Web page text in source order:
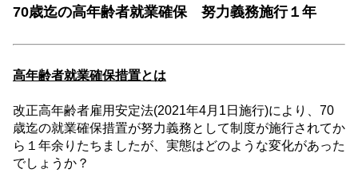
70歳迄の高年齢者就業確保 努力義務施行１年
高年齢者就業確保措置とは
改正高年齢者雇用安定法(2021年4月 1 日施行)により、 70
歳迄の就業確保措置が努力義務として制度が施行されてか
ら１年余りたちましたが、実態はどのような変化があった
でしょうか？